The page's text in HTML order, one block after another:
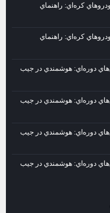
كره‌اي: راهنماي
كره‌اي: راهنماي
دوره‌اي: هوشمندي در جيب
دوره‌اي: هوشمندي در جيب
دوره‌اي: هوشمندي در جيب
دوره‌اي: هوشمندي در جيب